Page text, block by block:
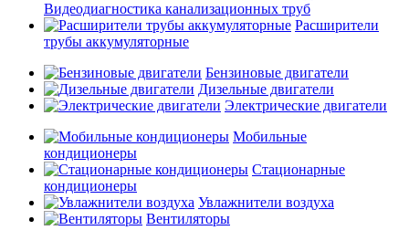
Видеодиагностика канализационных труб
Расширители
трубы аккумуляторные
Бензиновые двигатели
Дизельные двигатели
Электрические двигатели
Мобильные
кондиционеры
Стационарные
кондиционеры
Увлажнители воздуха
Вентиляторы